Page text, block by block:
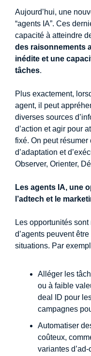
Aujourd’hui, une
“agents IA”. Ces
capacité à atteindre
des raisonnements
inédite et une
tâches.
Plus exactement,
agent, il peut
diverses sources
d’action et agir pour
fixé. On peut
d’adaptation et
Observer, Orienter,
Les agents IA, une
l’adtech et le
Les opportunités
d’agents peuvent
situations. Par
Alléger les
ou à faible
deal ID pour
campagnes
Automatiser
coûteux,
variantes